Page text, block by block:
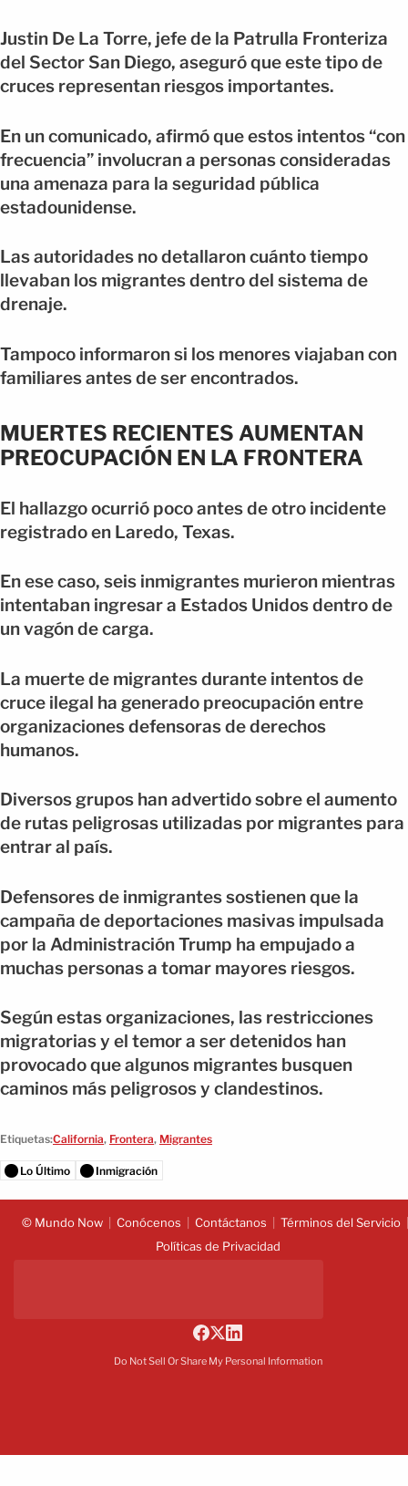
Justin De La Torre, jefe de la Patrulla Fronteriza
del Sector San Diego, aseguró que este tipo de
cruces representan riesgos importantes.
En un comunicado, afirmó que estos intentos “con
frecuencia” involucran a personas consideradas
una amenaza para la seguridad pública
estadounidense.
Las autoridades no detallaron cuánto tiempo
llevaban los migrantes dentro del sistema de
drenaje.
Tampoco informaron si los menores viajaban con
familiares antes de ser encontrados.
MUERTES RECIENTES AUMENTAN
PREOCUPACIÓN EN LA FRONTERA
El hallazgo ocurrió poco antes de otro incidente
registrado en Laredo, Texas.
En ese caso, seis inmigrantes murieron mientras
intentaban ingresar a Estados Unidos dentro de
un vagón de carga.
La muerte de migrantes durante intentos de
cruce ilegal ha generado preocupación entre
organizaciones defensoras de derechos
humanos.
Diversos grupos han advertido sobre el aumento
de rutas peligrosas utilizadas por migrantes para
entrar al país.
Defensores de inmigrantes sostienen que la
campaña de deportaciones masivas impulsada
por la Administración Trump ha empujado a
muchas personas a tomar mayores riesgos.
Según estas organizaciones, las restricciones
migratorias y el temor a ser detenidos han
provocado que algunos migrantes busquen
caminos más peligrosos y clandestinos.
Etiquetas:California, Frontera, Migrantes
Lo Último Inmigración
© Mundo Now Conócenos Contáctanos
Términos del Servicio
Políticas de Privacidad
Do Not Sell Or Share My Personal Information